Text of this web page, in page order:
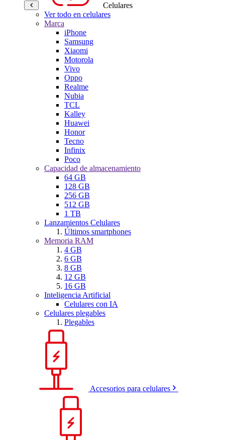
Celulares
Ver todo en celulares
Marca
iPhone
Samsung
Xiaomi
Motorola
Vivo
Oppo
Realme
Nubia
TCL
Kalley
Huawei
Honor
Tecno
Infinix
Poco
Capacidad de almacenamiento
64 GB
128 GB
256 GB
512 GB
1 TB
Lanzamientos Celulares
Últimos smartphones
Memoria RAM
4 GB
6 GB
8 GB
12 GB
16 GB
Inteligencia Artificial
Celulares con IA
Celulares plegables
Plegables
Accesorios para celulares